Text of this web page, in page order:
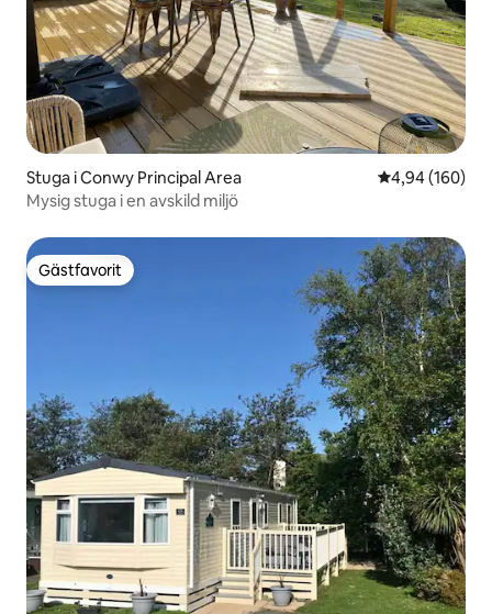
Stuga i Conwy Principal Area 4,94 av 5 i
4,94 (160)
Mysig stuga i en avskild miljö
Gästfavorit
Gästfavorit